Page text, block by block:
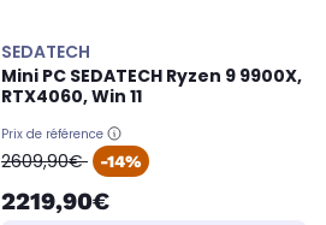
SEDATECH
Mini PC SEDATECH Ryzen 9 9900X,
RTX4060, Win 11
Prix de référence
oldPrice
2609,90€ -14%
2219,90€